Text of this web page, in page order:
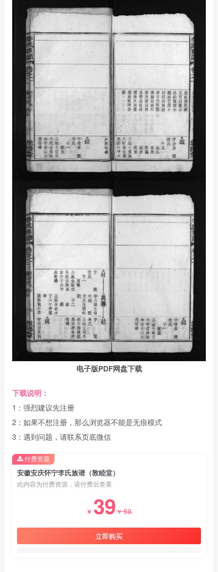
电子版PDF网盘下载
下载说明：
1：强烈建议先注册
2：如果不想注册，那么浏览器不能是无痕模式
3：遇到问题，请联系页底微信
安徽安庆怀宁李氏族谱（敦睦堂）
此内容为付费资源，请付费后查看
￥ 39￥59
立即购买
付费资源